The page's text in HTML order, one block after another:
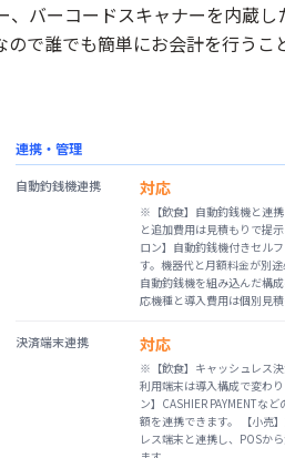
、バーコードスキャナーを内蔵
で誰でも簡単にお会計を行うこ
連携・管理
自動釣銭機連携 対応
※ 【飲食】自動釣銭機と連
と追加費用は見積もりで提
ロン】自動釣銭機付きセル
す。機器代と月額料金が別途
自動釣銭機を組み込んだ構
応機種と導入費用は個別見積
決済端末連携 対応
※ 【飲食】キャッシュレス
利用端末は導入構成で変わ
ン】CASHIER PAYMENTな
額を連携できます。 【小売
レス端末と連携し、POSか